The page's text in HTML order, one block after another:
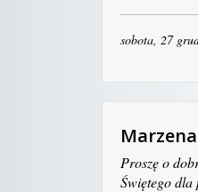
sobota, 27
Marzena
Proszę o
Świętego dla